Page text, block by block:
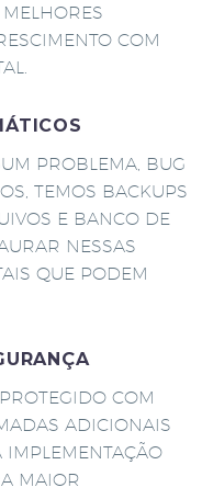
COM
PROBLEMA, BUG
TEMOS BACKUPS
E BANCO DE
NESSAS
QUE PODEM
COM
ADICIONAIS
IMPLEMENTAÇÃO
MAIOR